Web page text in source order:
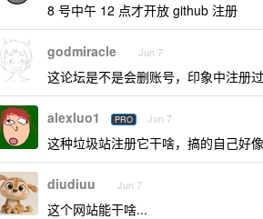
8 号中午 12 点才开放 github 注册
godmiracle Jun 7
这论坛是不是会删账号，印象中注册
alexluo1 PRO Jun 7
这种垃圾站注册它干啥，搞的自己好
diudiuu Jun 7
这个网站能干啥...